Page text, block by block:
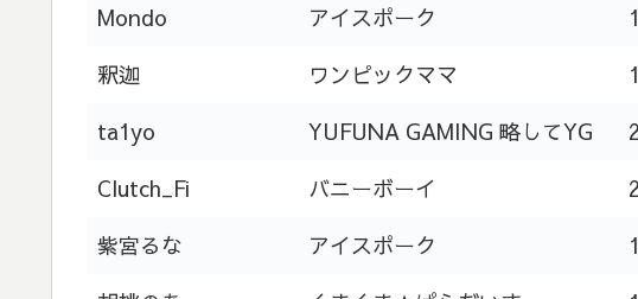
Mondo
アイスポーク
釈迦
ワンピックママ
ta1yo
YUFUNA GAMING 略してYG
Clutch_Fi
バニーボーイ
紫宮るな
アイスポーク